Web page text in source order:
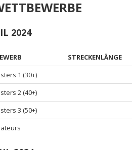
2024
STRECKENLÄNGE
1 (30+)
2 (40+)
3 (50+)